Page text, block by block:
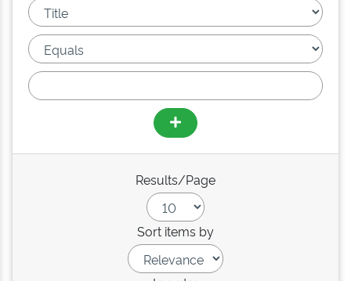
Results/Page
Sort items by